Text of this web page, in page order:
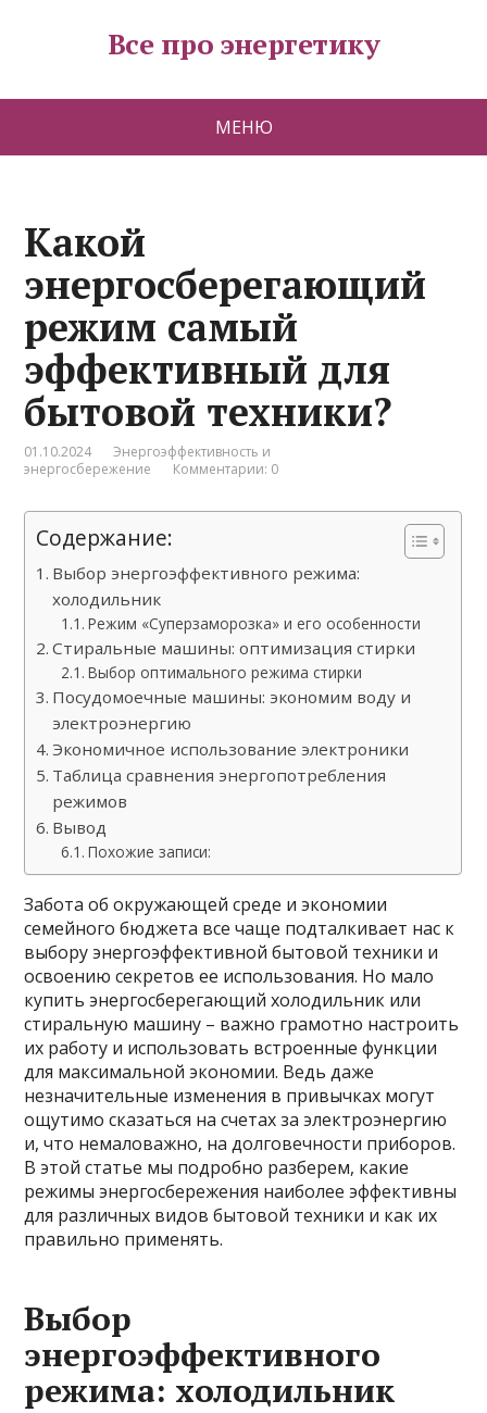
Все про энергетику
МЕНЮ
Какой
энергосберегающий
режим самый
эффективный для
бытовой техники?
01.10.2024
Энергоэффективность и
энергосбережение
Комментарии: 0
Содержание:
Выбор энергоэффективного режима:
холодильник
Режим «Суперзаморозка» и его особенности
Стиральные машины: оптимизация стирки
Выбор оптимального режима стирки
Посудомоечные машины: экономим воду и
электроэнергию
Экономичное использование электроники
Таблица сравнения энергопотребления
режимов
Вывод
Похожие записи:
Забота об окружающей среде и экономии
семейного бюджета все чаще подталкивает нас к
выбору энергоэффективной бытовой техники и
освоению секретов ее использования. Но мало
купить энергосберегающий холодильник или
стиральную машину – важно грамотно настроить
их работу и использовать встроенные функции
для максимальной экономии. Ведь даже
незначительные изменения в привычках могут
ощутимо сказаться на счетах за электроэнергию
и, что немаловажно, на долговечности приборов.
В этой статье мы подробно разберем, какие
режимы энергосбережения наиболее эффективны
для различных видов бытовой техники и как их
правильно применять.
Выбор
энергоэффективного
режима: холодильник